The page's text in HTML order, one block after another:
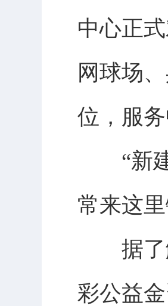
中心正
网球场
位，服
“新建
常来这
据了解
彩公益